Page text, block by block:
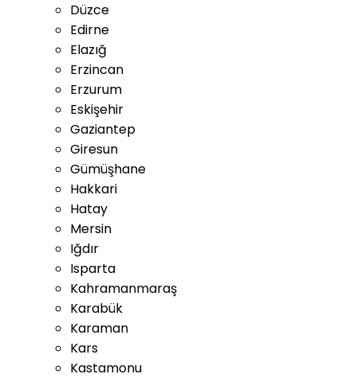
Düzce
Edirne
Elazığ
Erzincan
Erzurum
Eskişehir
Gaziantep
Giresun
Gümüşhane
Hakkari
Hatay
Mersin
Iğdır
Isparta
Kahramanmaraş
Karabük
Karaman
Kars
Kastamonu